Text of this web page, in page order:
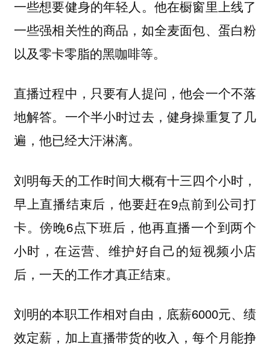
一些想要健身的年轻人。他在橱窗里上线了
一些强相关性的商品，如全麦面包、蛋白粉
以及零卡零脂的黑咖啡等。
直播过程中，只要有人提问，他会一个不落
地解答。一个半小时过去，健身操重复了几
遍，他已经大汗淋漓。
刘明每天的工作时间大概有十三四个小时，
早上直播结束后，他要赶在9点前到公司打
卡。傍晚6点下班后，他再直播一个到两个
小时，在运营、维护好自己的短视频小店
后，一天的工作才真正结束。
刘明的本职工作相对自由，底薪6000元、绩
效定薪，加上直播带货的收入，每个月能挣